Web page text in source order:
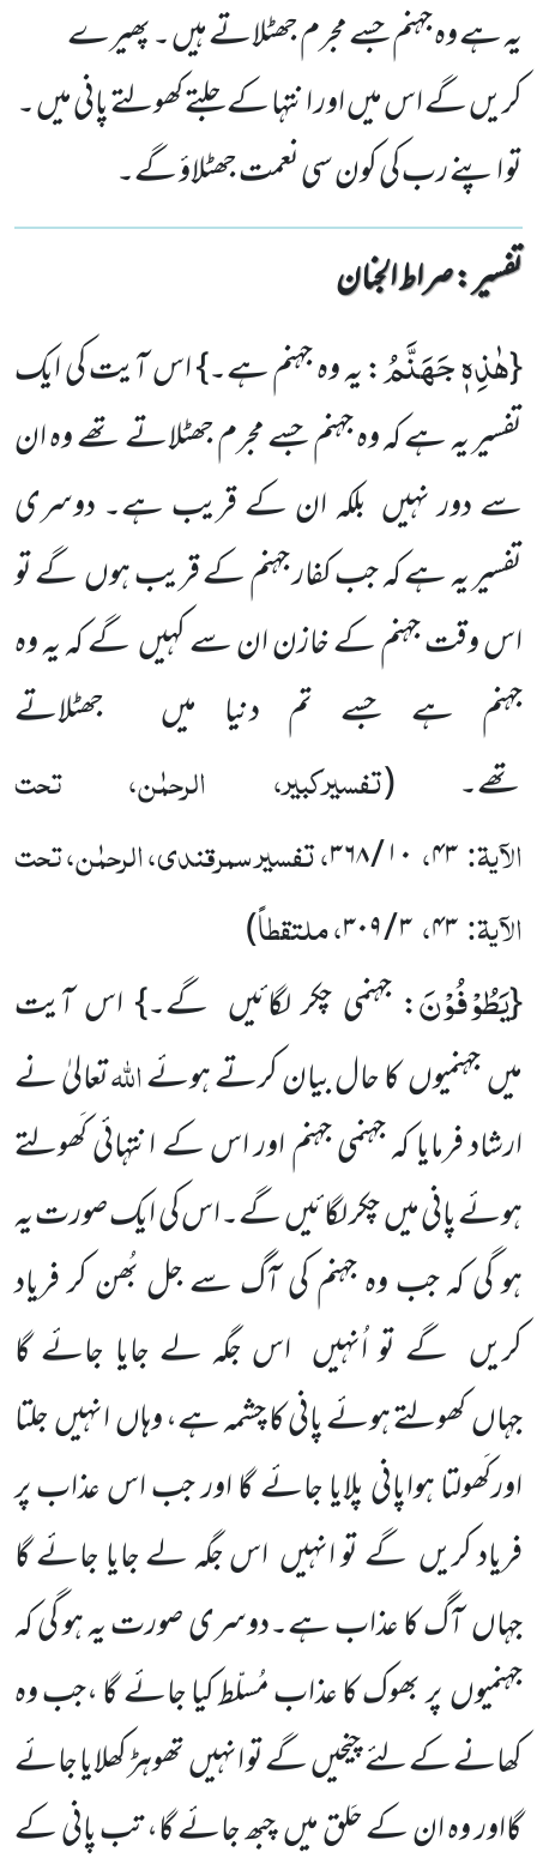
یہ ہے وہ جہنم جسے مجرم جھٹلاتے ہیں ۔ پھیرے
کریں گے اس میں اور انتہا کے جلتے کھولتے پانی میں ۔
تو اپنے رب کی کون سی نعمت جھٹلاؤ گے۔
تفسیر : ‎صراط الجنان
{هٰذِهٖ جَهَنَّمُ: یہ وہ جہنم ہے۔} اس آیت کی ایک
تفسیر یہ ہے کہ وہ جہنم جسے مجرم جھٹلاتے تھے وہ ان
سے دور نہیں بلکہ ان کے قریب ہے۔ دوسری
تفسیر یہ ہے کہ جب کفار جہنم کے قریب ہوں گے تو
اس وقت جہنم کے خازن ان سے کہیں گے کہ یہ وہ
جہنم ہے جسے تم دنیا میں جھٹلاتے
تھے۔ (تفسیرکبیر، الرحمٰن، تحت
الآیۃ:۴۳، ۱۰ / ۳۶۸
، تفسیر سمرقندی، الرحمٰن، تحت
الآیۃ:۴۳،۳ / ۳۰۹ ، ملتقطاً)
{یَطُوْفُوْنَ: جہنمی چکر لگائیں گے۔} اس آیت
میں جہنمیوں کا حال بیان کرتے ہوئےاللہتعالیٰ نے
ارشاد فرمایا کہ جہنمی جہنم اور اس کے انتہائی کَھولتے
ہوئے پانی میں چکر لگائیں گے۔اس کی ایک صورت یہ
ہو گی کہ جب وہ جہنم کی آگ سے جل بُھن کر فریاد
کریں گے تو اُنہیں اس جگہ لے جایا جائے گا
جہاں کھولتے ہوئے پانی کا چشمہ ہے، وہاں انہیں جلتا
اورکَھولتا ہواپانی پلایا جائے گا اور جب اس عذاب پر
فریاد کریں گے تو انہیں اس جگہ لے جایا جائے گا
جہاں آگ کا عذاب ہے۔دوسری صورت یہ ہو گی کہ
جہنمیوں پر بھوک کا عذاب مُسلّط کیا جائے گا ،جب وہ
کھانے کے لئے چیخیں گے تو انہیں تھوہڑ کھلایا جائے
گااور وہ ان کے حَلق میں چبھ جائے گا، تب پانی کے